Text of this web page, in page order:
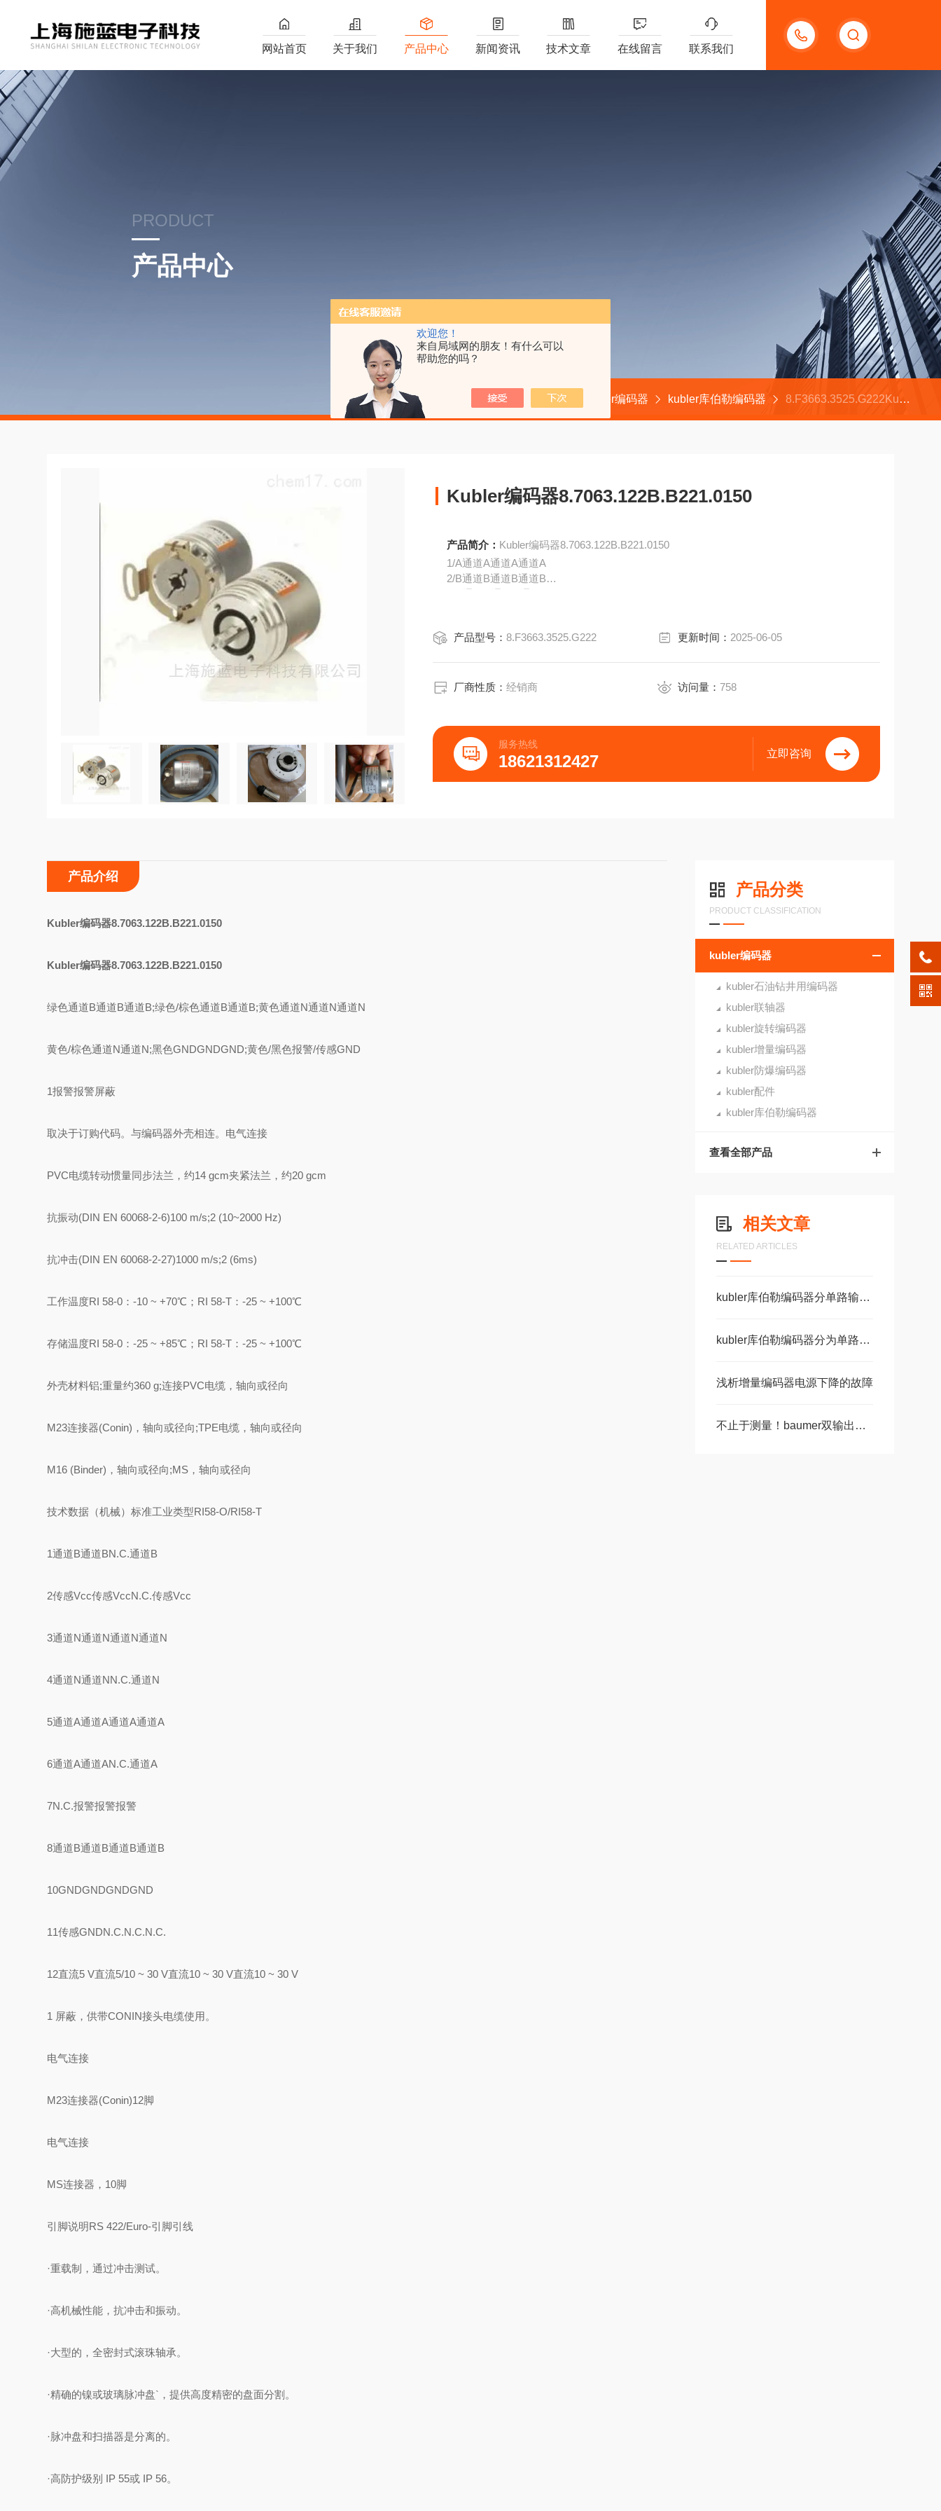
欢迎您！
来自局域网的朋友！有什么可以
帮助您的吗？
18621312427
网站首页 关于我们 产品中心 新闻资讯 技术文章 在线留言 联系我们
PRODUCT
产品中心
首页 产品中心 kubler编码器 kubler库伯勒编码器 8.F3663.3525.G222Kubler编码器8.7063.122B.B221.0150
Kubler编码器8.7063.122B.B221.0150
产品简介： Kubler编码器8.7063.122B.B221.0150
1/A通道A通道A通道A
2/B通道B通道B通道B
5/E报警报警报警
9/I通道NN.C.通道N
10/J屏蔽屏蔽屏蔽
产品型号：8.F3663.3525.G222 更新时间： 2025-06-05
厂商性质：经销商 访问量： 758
服务热线
18621312427 立即咨询
产品分类
PRODUCT CLASSIFICATION
kubler编码器
kubler石油钻井用编码器
kubler联轴器
kubler旋转编码器
kubler增量编码器
kubler防爆编码器
kubler配件
kubler库伯勒编码器
查看全部产品
相关文章
RELATED ARTICLES
kubler库伯勒编码器分单路输出和双路输出
kubler库伯勒编码器分为单路输出和双路输出两种
浅析增量编码器电源下降的故障
不止于测量！baumer双输出编码器，正在渗透这些关键领域
产品介绍
Kubler编码器8.7063.122B.B221.0150
Kubler编码器8.7063.122B.B221.0150
绿色通道B通道B通道B;绿色/棕色通道B通道B;黄色通道N通道N通道N
黄色/棕色通道N通道N;黑色GNDGNDGND;黄色/黑色报警/传感GND
1报警报警屏蔽
取决于订购代码。与编码器外壳相连。电气连接
PVC电缆转动惯量同步法兰，约14 gcm夹紧法兰，约20 gcm
抗振动(DIN EN 60068-2-6)100 m/s;2 (10~2000 Hz)
抗冲击(DIN EN 60068-2-27)1000 m/s;2 (6ms)
工作温度RI 58-0：-10 ~ +70℃；RI 58-T：-25 ~ +100℃
存储温度RI 58-0：-25 ~ +85℃；RI 58-T：-25 ~ +100℃
外壳材料铝;重量约360 g;连接PVC电缆，轴向或径向
M23连接器(Conin)，轴向或径向;TPE电缆，轴向或径向
M16 (Binder)，轴向或径向;MS，轴向或径向
技术数据（机械）标准工业类型RI58-O/RI58-T
1通道B通道BN.C.通道B
2传感Vcc传感VccN.C.传感Vcc
3通道N通道N通道N通道N
4通道N通道NN.C.通道N
5通道A通道A通道A通道A
6通道A通道AN.C.通道A
7N.C.报警报警报警
8通道B通道B通道B通道B
10GNDGNDGNDGND
11传感GNDN.C.N.C.N.C.
12直流5 V直流5/10 ~ 30 V直流10 ~ 30 V直流10 ~ 30 V
1 屏蔽，供带CONIN接头电缆使用。
电气连接
M23连接器(Conin)12脚
电气连接
MS连接器，10脚
引脚说明RS 422/Euro-引脚引线
·重载制，通过冲击测试。
·高机械性能，抗冲击和振动。
·大型的，全密封式滚珠轴承。
·精确的镍或玻璃脉冲盘`，提供高度精密的盘面分割。
·脉冲盘和扫描器是分离的。
·高防护级别 IP 55或 IP 56。